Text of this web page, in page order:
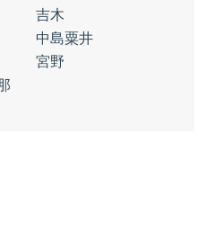
吉木
中島粟井
宮野